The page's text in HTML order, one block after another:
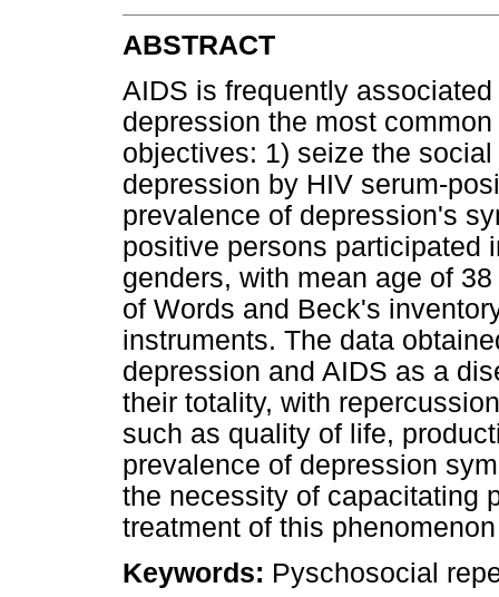
ABSTRACT
AIDS is frequently
depression the most
objectives: 1) seize the
depression by HIV serum-
prevalence of depression's
positive persons participated
genders, with mean age of
of Words and Beck's
instruments. The data
depression and AIDS as a
their totality, with
such as quality of life,
prevalence of depression
the necessity of capacitating
treatment of this
Keywords: Pyschosocial